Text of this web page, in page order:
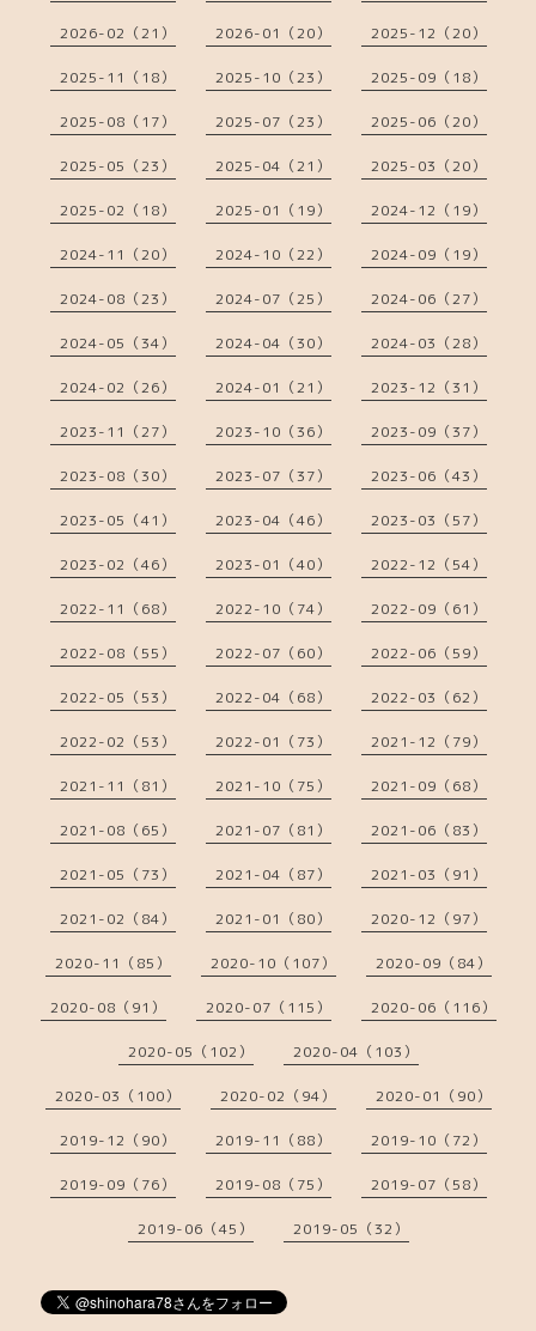
2026-02（21） 2026-01（20） 2025-12（20）
2025-11（18） 2025-10（23） 2025-09（18）
2025-08（17） 2025-07（23） 2025-06（20）
2025-05（23） 2025-04（21） 2025-03（20）
2025-02（18） 2025-01（19） 2024-12（19）
2024-11（20） 2024-10（22） 2024-09（19）
2024-08（23） 2024-07（25） 2024-06（27）
2024-05（34） 2024-04（30） 2024-03（28）
2024-02（26） 2024-01（21） 2023-12（31）
2023-11（27） 2023-10（36） 2023-09（37）
2023-08（30） 2023-07（37） 2023-06（43）
2023-05（41） 2023-04（46） 2023-03（57）
2023-02（46） 2023-01（40） 2022-12（54）
2022-11（68） 2022-10（74） 2022-09（61）
2022-08（55） 2022-07（60） 2022-06（59）
2022-05（53） 2022-04（68） 2022-03（62）
2022-02（53） 2022-01（73） 2021-12（79）
2021-11（81） 2021-10（75） 2021-09（68）
2021-08（65） 2021-07（81） 2021-06（83）
2021-05（73） 2021-04（87） 2021-03（91）
2021-02（84） 2021-01（80） 2020-12（97）
2020-11（85） 2020-10（107） 2020-09（84）
2020-08（91） 2020-07（115） 2020-06（116）
2020-05（102） 2020-04（103）
2020-03（100） 2020-02（94） 2020-01（90）
2019-12（90） 2019-11（88） 2019-10（72）
2019-09（76） 2019-08（75） 2019-07（58）
2019-06（45） 2019-05（32）